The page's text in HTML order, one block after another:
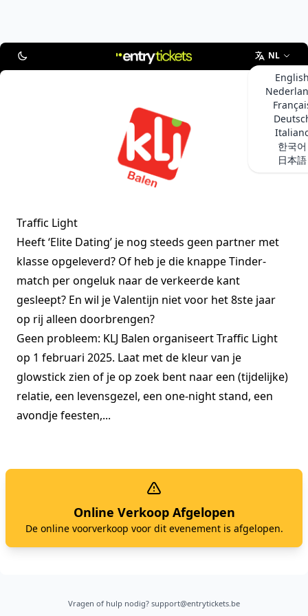
NL
한국어
日本語
Traffic Light
Heeft ‘Elite Dating’ je nog steeds geen partner met
klasse opgeleverd? Of heb je die knappe Tinder-
match per ongeluk naar de verkeerde kant
gesleept? En wil je Valentijn niet voor het 8ste jaar
op rij alleen doorbrengen?
Geen probleem: KLJ Balen organiseert Traffic Light
op 1 februari 2025. Laat met de kleur van je
glowstick zien of je op zoek bent naar een (tijdelijke)
relatie, een levensgezel, een one-night stand, een
avondje feesten,...
Online Verkoop Afgelopen
De online voorverkoop voor dit evenement is afgelopen.
Vragen of hulp nodig? support@entrytickets.be